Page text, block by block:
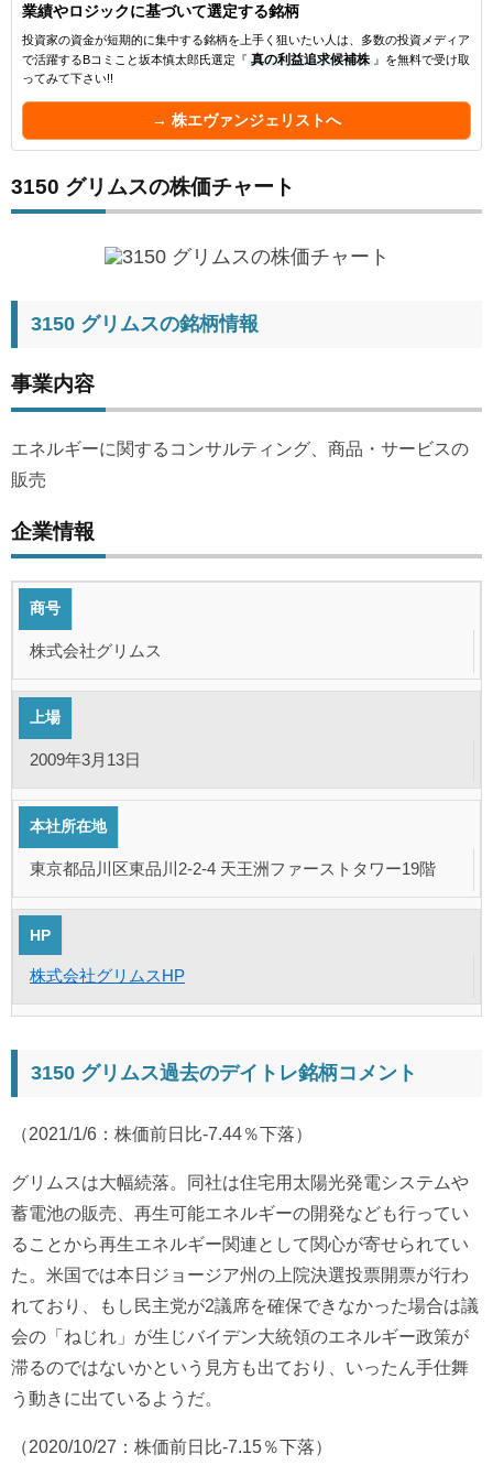
業績やロジックに基づいて選定する銘柄
投資家の資金が短期的に集中する銘柄を上手く狙いたい人は、多数の投資メディア
で活躍するBコミこと坂本慎太郎氏選定『 真の利益追求候補株 』を無料で受け取
ってみて下さい!!
→ 株エヴァンジェリストへ
3150 グリムスの株価チャート
3150 グリムスの銘柄情報
事業内容
エネルギーに関するコンサルティング、商品・サービスの
販売
企業情報
商号
株式会社グリムス
上場
2009年3月13日
本社所在地
東京都品川区東品川2-2-4 天王洲ファーストタワー19階
HP
株式会社グリムスHP
3150 グリムス過去のデイトレ銘柄コメント
（2021/1/6：株価前日比-7.44％下落）
グリムスは大幅続落。同社は住宅用太陽光発電システムや
蓄電池の販売、再生可能エネルギーの開発なども行ってい
ることから再生エネルギー関連として関心が寄せられてい
た。米国では本日ジョージア州の上院決選投票開票が行わ
れており、もし民主党が2議席を確保できなかった場合は議
会の「ねじれ」が生じバイデン大統領のエネルギー政策が
滞るのではないかという見方も出ており、いったん手仕舞
う動きに出ているようだ。
（2020/10/27：株価前日比-7.15％下落）